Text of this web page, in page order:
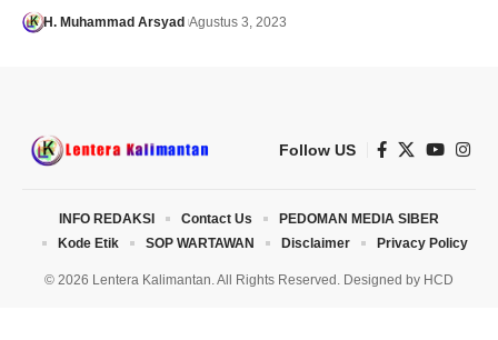
H. Muhammad Arsyad Agustus 3, 2023
Follow US
© 2026 Lentera Kalimantan. All Rights Reserved. Designed by HCD
INFO REDAKSI Contact Us
PEDOMAN MEDIA SIBER
Kode Etik
SOP WARTAWAN Disclaimer Privacy Policy